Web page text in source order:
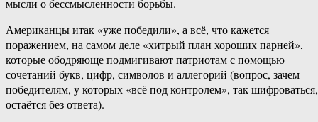
мысли о бессмысленности борьбы.
Американцы итак «уже победили», а всё, что кажется
поражением, на самом деле «хитрый план хороших парней»,
которые ободряюще подмигивают патриотам с помощью
сочетаний букв, цифр, символов и аллегорий (вопрос, зачем
победителям, у которых «всё под контролем», так шифроваться,
остаётся без ответа).